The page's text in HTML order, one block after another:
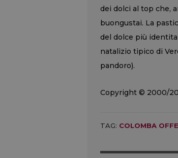
dei dolci al top che,
buongustai. La
del dolce più
natalizio tipico di
pandoro).
Copyright © 2000/
TAG: COLOMBA